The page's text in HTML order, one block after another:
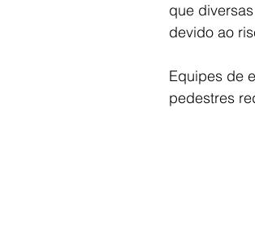
que
devido ao
Equipes de
pedestres